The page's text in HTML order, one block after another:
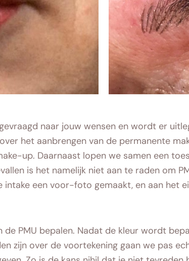
naar jouw wensen en wordt er
het aanbrengen van de permanente
up. Daarnaast lopen we samen een
is het namelijk niet aan te raden om
een voor-foto gemaakt, en aan het
PMU bepalen. Nadat de kleur wordt
zijn over de voortekening gaan we pas